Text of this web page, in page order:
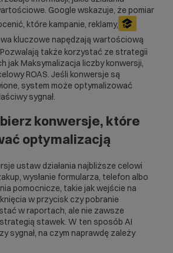
Google wskazuje, że pomiar
które kampanie, reklamy,
kluczowe napędzają wartościową
także korzystać ze strategii
jak Maksymalizacja liczby konwersji,
ROAS. Jeśli konwersje są
system może optymalizować
sygnał.
konwersje, które
optymalizacją
ustaw działania najbliższe celowi
wysłanie formularza, telefon albo
pomocnicze, takie jak wejście na
w przycisk czy pobranie
w raportach, ale nie zawsze
stawek. W ten sposób AI
sygnał, na czym naprawdę zależy